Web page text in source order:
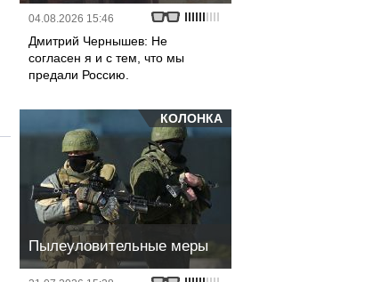
04.08.2026 15:46
Дмитрий Чернышев: Не
согласен я и с тем, что мы
предали Россию.
КОЛОНКА
Пылеуловительные меры